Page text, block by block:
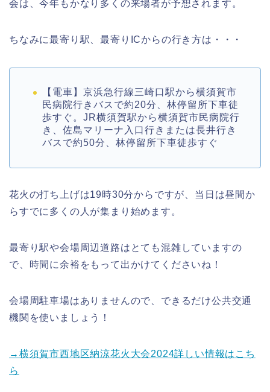
会は、今年もかなり多くの来場者が予想されます。
ちなみに最寄り駅、最寄りICからの行き方は・・・
【電車】京浜急行線三崎口駅から横須賀市
民病院行きバスで約20分、林停留所下車徒
歩すぐ。JR横須賀駅から横須賀市民病院行
き、佐島マリーナ入口行きまたは長井行き
バスで約50分、林停留所下車徒歩すぐ
花火の打ち上げは19時30分からですが、当日は昼間か
らすでに多くの人が集まり始めます。
最寄り駅や会場周辺道路はとても混雑していますの
で、時間に余裕をもって出かけてくださいね！
会場周駐車場はありませんので、できるだけ公共交通
機関を使いましょう！
→横須賀市西地区納涼花火大会2024詳しい情報はこち
ら